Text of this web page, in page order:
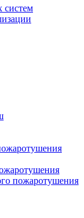
систем
пожаротушения